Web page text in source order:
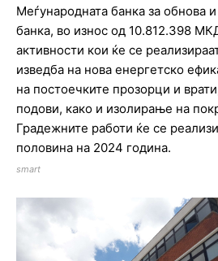
Меѓународната банка за обнова и
банка, во износ од 10.812.398
активности кои ќе се
изведба на нова енергетско
на постоечките прозорци и
подови, како и изолирање на
Градежните работи ќе се
половина на 2024 година.
smart